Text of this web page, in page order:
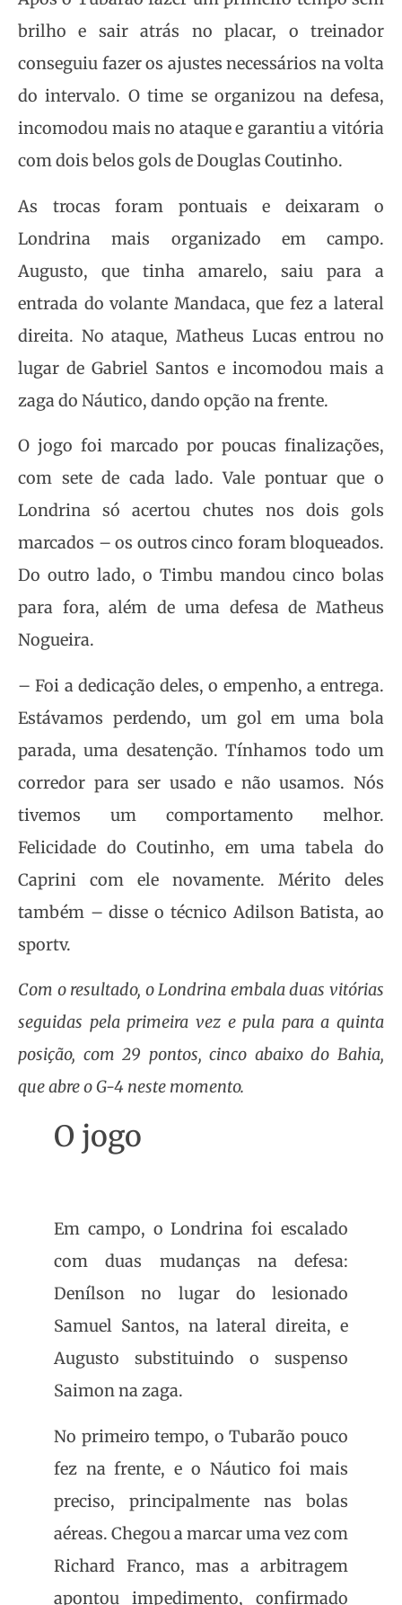
brilho e sair atrás no placar, o treinador
conseguiu fazer os ajustes necessários na volta
do intervalo. O time se organizou na defesa,
incomodou mais no ataque e garantiu a vitória
com dois belos gols de Douglas Coutinho.
As trocas foram pontuais e deixaram o
Londrina mais organizado em campo.
Augusto, que tinha amarelo, saiu para a
entrada do volante Mandaca, que fez a lateral
direita. No ataque, Matheus Lucas entrou no
lugar de Gabriel Santos e incomodou mais a
zaga do Náutico, dando opção na frente.
O jogo foi marcado por poucas finalizações,
com sete de cada lado. Vale pontuar que o
Londrina só acertou chutes nos dois gols
marcados – os outros cinco foram bloqueados.
Do outro lado, o Timbu mandou cinco bolas
para fora, além de uma defesa de Matheus
Nogueira.
– Foi a dedicação deles, o empenho, a entrega.
Estávamos perdendo, um gol em uma bola
parada, uma desatenção. Tínhamos todo um
corredor para ser usado e não usamos. Nós
tivemos um comportamento melhor.
Felicidade do Coutinho, em uma tabela do
Caprini com ele novamente. Mérito deles
também – disse o técnico Adilson Batista, ao
sportv.
Com o resultado, o Londrina embala duas vitórias
seguidas pela primeira vez e pula para a quinta
posição, com 29 pontos, cinco abaixo do Bahia,
que abre o G-4 neste momento.
O jogo
Em campo, o Londrina foi escalado
com duas mudanças na defesa:
Denílson no lugar do lesionado
Samuel Santos, na lateral direita, e
Augusto substituindo o suspenso
Saimon na zaga.
No primeiro tempo, o Tubarão pouco
fez na frente, e o Náutico foi mais
preciso, principalmente nas bolas
aéreas. Chegou a marcar uma vez com
Richard Franco, mas a arbitragem
apontou impedimento, confirmado